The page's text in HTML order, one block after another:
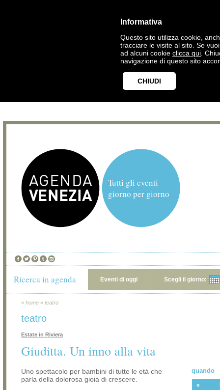
Informativa
Questo sito utilizza cookie,
tracciare le visite al sito. Se
ad alcuni cookie clicca qui .
navigazione di questo sito
CHIUDI
Tutti gli eventi
giorno per giorno
Ricerca in agenda Eventi di oggi Scegli il giorno:
» home » teatro
teatro
Estate in Riviera
Giuditta. Un inno alla vita
Uno spettacolo per bambini di tutte le età che
parla della dolorosa gioia di crescere.
quando
«